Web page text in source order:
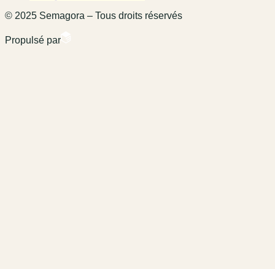
© 2025 Semagora – Tous droits réservés
Propulsé par